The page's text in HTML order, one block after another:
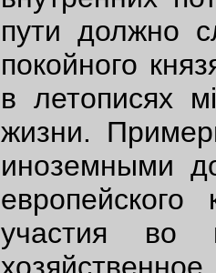
пути должно
покойного
в летописях
жизни.
иноземными
участия во